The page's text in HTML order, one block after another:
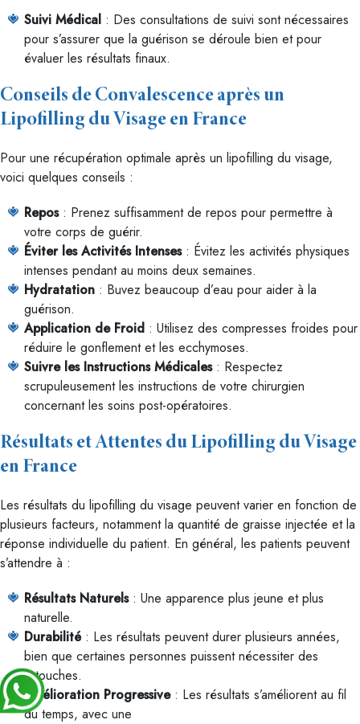
Suivi Médical : Des consultations de suivi sont nécessaires
pour s’assurer que la guérison se déroule bien et pour
évaluer les résultats finaux.
Conseils de Convalescence après un
Lipofilling du Visage en France
Pour une récupération optimale après un lipofilling du visage,
voici quelques conseils :
Repos: Prenez suffisamment de repos pour permettre à
votre corps de guérir.
Éviter les Activités Intenses: Évitez les activités physiques
intenses pendant au moins deux semaines.
Hydratation : Buvez beaucoup d’eau pour aider à la
guérison.
Application de Froid : Utilisez des compresses froides pour
réduire le gonflement et les ecchymoses.
Suivre les Instructions Médicales: Respectez
scrupuleusement les instructions de votre chirurgien
concernant les soins post-opératoires.
Résultats et Attentes du Lipofilling du Visage
en France
Les résultats du lipofilling du visage peuvent varier en fonction de
plusieurs facteurs, notamment la quantité de graisse injectée et la
réponse individuelle du patient. En général, les patients peuvent
s’attendre à :
Résultats Naturels: Une apparence plus jeune et plus
naturelle.
Durabilité: Les résultats peuvent durer plusieurs années,
bien que certaines personnes puissent nécessiter des
retouches.
Amélioration Progressive: Les résultats s’améliorent au fil
du temps, avec une